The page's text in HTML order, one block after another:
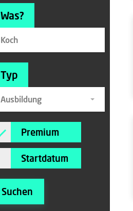
Was?
Typ
Ausbildung
Premium
Startdatum
Suchen